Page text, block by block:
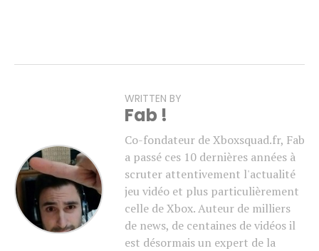
WRITTEN BY
Fab !
Co-fondateur de Xboxsquad.fr, Fab
a passé ces 10 dernières années à
scruter attentivement l'actualité
jeu vidéo et plus particulièrement
celle de Xbox. Auteur de milliers
de news, de centaines de vidéos il
est désormais un expert de la